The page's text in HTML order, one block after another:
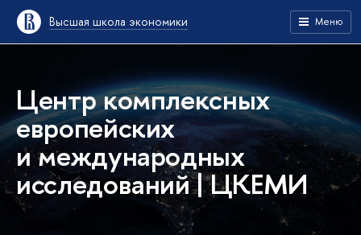
Высшая школа экономики Меню
Центр комплексных
европейских
и международных
исследований | ЦКЕМИ